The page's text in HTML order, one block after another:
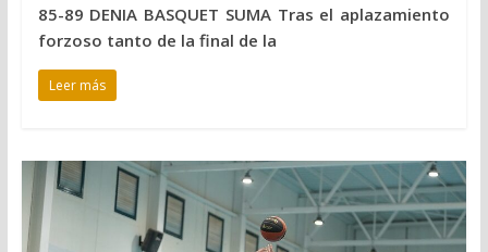
85-89 DENIA BASQUET SUMA Tras el aplazamiento
forzoso tanto de la final de la
Leer más